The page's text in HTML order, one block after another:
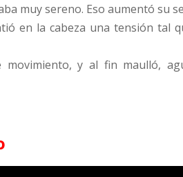
muy sereno. Eso aumentó su
en la cabeza una tensión tal
y al fin maulló,